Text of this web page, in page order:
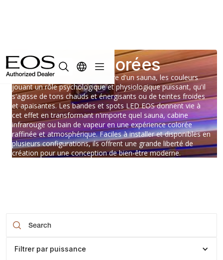
Lumières colorées
L'éclairage façonne l'atmosphère d'un sauna, les couleurs
jouant un rôle psychologique et physiologique puissant, qu'il
s'agisse de tons chauds et énergisants ou de teintes froides
et apaisantes. Les bandes et spots LED EOS donnent vie à
cet effet en transformant n'importe quel sauna, cabine
infrarouge ou bain de vapeur en une expérience colorée
raffinée et atmosphérique. Faciles à installer et disponibles en
plusieurs configurations, ils offrent une grande liberté de
création pour une conception de bien-être moderne.
Filtrer par puissance